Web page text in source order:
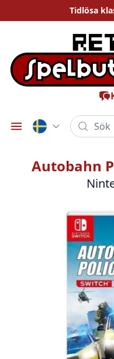
Tidlösa
Öppna meny
Sök
Autobahn